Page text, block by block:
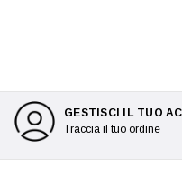
GESTISCI IL TUO
Traccia il tuo ordine